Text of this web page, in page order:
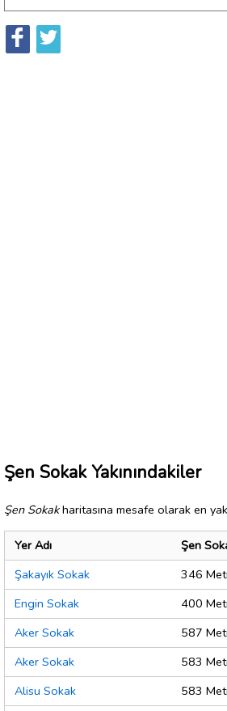
Şen Sokak Yakınındakiler
Şen Sokakharitasına mesafe olarak en
Yer Adı
Şen
Şakayık Sokak
346
Engin Sokak
400
Aker Sokak
587
Aker Sokak
583
Alisu Sokak
583